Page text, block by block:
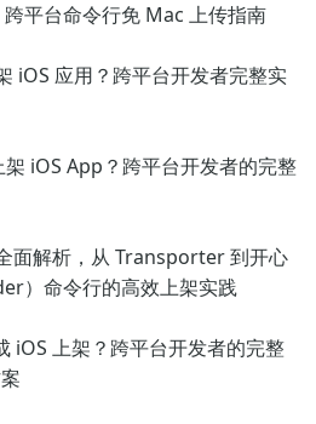
平台命令行免 Mac 上传指南
iOS 应用？跨平台开发者完整实
iOS App？跨平台开发者的完整
面解析，从 Transporter 到开心
）命令行的高效上架实践
iOS 上架？跨平台开发者的完整